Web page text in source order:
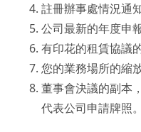
註冊辦事處情況通
公司最新的年度申
有印花的租賃協議
您的業務場所的縮
董事會決議的副本
代表公司申請牌照。